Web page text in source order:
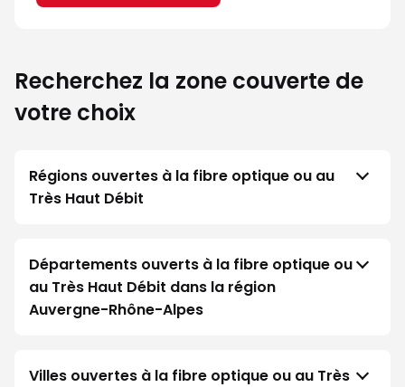
Recherchez la zone couverte de
votre choix
Régions ouvertes à la fibre optique ou au
Très Haut Débit
Départements ouverts à la fibre optique ou
au Très Haut Débit dans la région
Auvergne-Rhône-Alpes
Villes ouvertes à la fibre optique ou au Très